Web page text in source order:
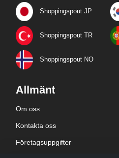
Shoppingspout JP
Shoppingspout TR
Shoppingspout NO
Allmänt
Om oss
Kontakta oss
Företagsuppgifter